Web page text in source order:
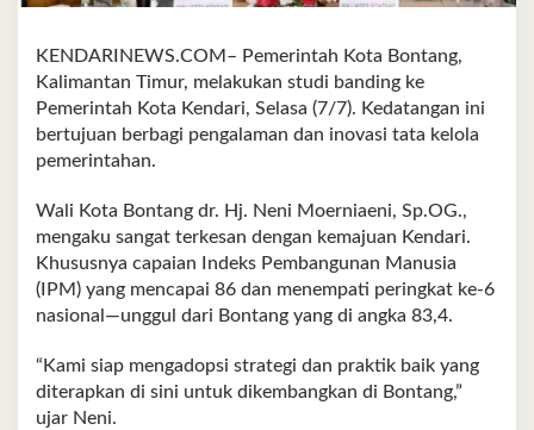
KENDARINEWS.COM– Pemerintah Kota Bontang,
Kalimantan Timur, melakukan studi banding ke
Pemerintah Kota Kendari, Selasa (7/7). Kedatangan ini
bertujuan berbagi pengalaman dan inovasi tata kelola
pemerintahan.
Wali Kota Bontang dr. Hj. Neni Moerniaeni, Sp.OG.,
mengaku sangat terkesan dengan kemajuan Kendari.
Khususnya capaian Indeks Pembangunan Manusia
(IPM) yang mencapai 86 dan menempati peringkat ke-6
nasional—unggul dari Bontang yang di angka 83,4.
“Kami siap mengadopsi strategi dan praktik baik yang
diterapkan di sini untuk dikembangkan di Bontang,”
ujar Neni.